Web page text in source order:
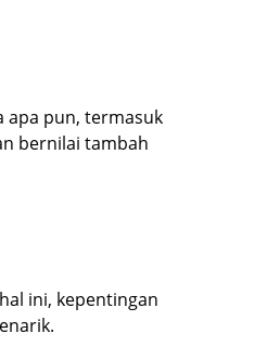
apa pun, termasuk
bernilai tambah
ini, kepentingan